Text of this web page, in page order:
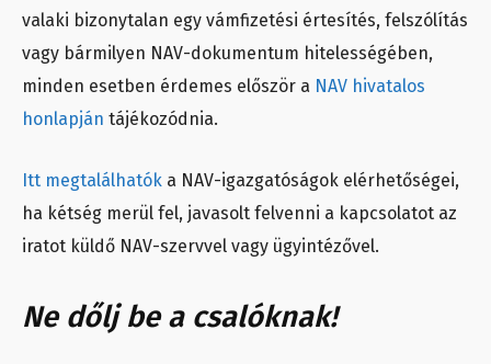
valaki bizonytalan egy vámfizetési értesítés, felszólítás
vagy bármilyen NAV-dokumentum hitelességében,
minden esetben érdemes először a NAV hivatalos
honlapján tájékozódnia.
Itt megtalálhatók a NAV-igazgatóságok elérhetőségei,
ha kétség merül fel, javasolt felvenni a kapcsolatot az
iratot küldő NAV-szervvel vagy ügyintézővel.
Ne dőlj be a csalóknak!